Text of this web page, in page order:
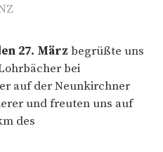
27. März begrüßte uns
bei
auf der Neunkirchner
und freuten uns auf
des